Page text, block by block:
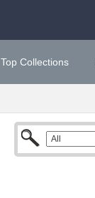
Top Collections